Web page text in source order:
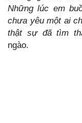
Những lúc em
chưa yêu một ai
thật sự đã tìm
ngào.